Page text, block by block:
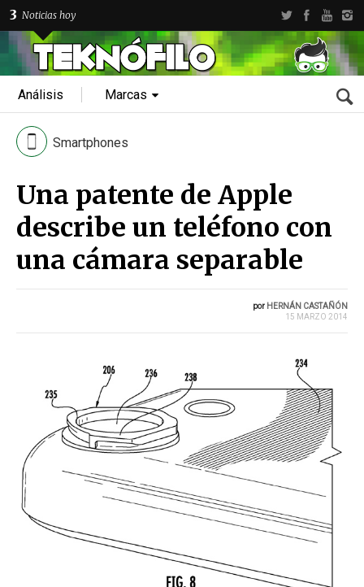
3 Noticias hoy
Análisis Marcas
Smartphones
Una patente de Apple
describe un teléfono con
una cámara separable
por HERNÁN CASTAÑÓN
15 MARZO 2014